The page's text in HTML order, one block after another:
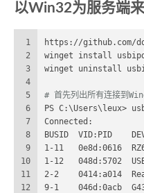
以Win32为服务端
1
2
3
4
5
6
7
8
9
10
11
12
https://github.com/
winget install usbipd
winget uninstall
# 首先列出所有连接到
PS C:\Users\leux>
Connected:
BUSID
1-11   0e8d:0616
1-12
2-2    0414:a014
9-1    046d:0acb